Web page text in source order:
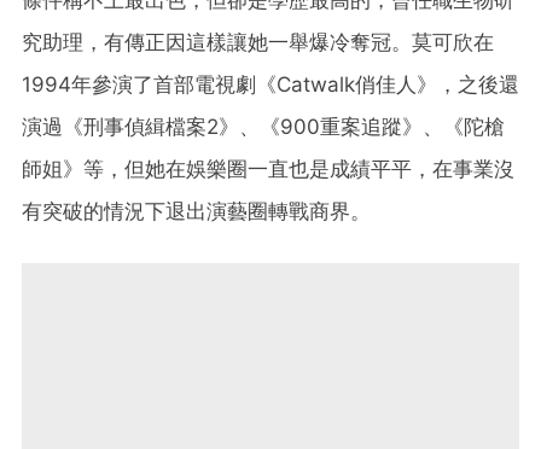
究助理，有傳正因這樣讓她一舉爆冷奪冠。莫可欣在
1994年參演了首部電視劇《Catwalk俏佳人》，之後還
演過《刑事偵緝檔案2》、《900重案追蹤》、《陀槍
師姐》等，但她在娛樂圈一直也是成績平平，在事業沒
有突破的情況下退出演藝圈轉戰商界。